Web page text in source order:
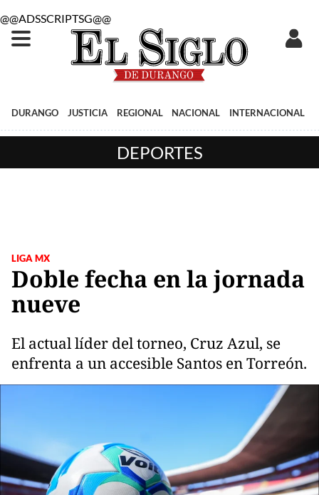
@@ADSSCRIPTSG@@
DURANGO JUSTICIA REGIONAL NACIONAL INTERNACIONAL
DEPORTES
LIGA MX
Doble fecha en la jornada
nueve
El actual líder del torneo, Cruz Azul, se
enfrenta a un accesible Santos en Torreón.